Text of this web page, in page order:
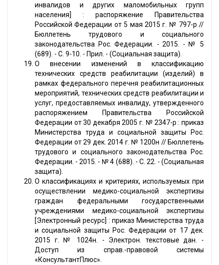
инвалидов и других маломобильных групп
населения] : распоряжение Правительства
Российской Федерации от 5 мая 2015 г. № 797-р //
Бюллетень трудового и социального
законодательства Рос. Федерации. - 2015. - № 5
(689). - С. 9-10. - Прил. - (Социальная защита).
О внесении изменений в классификацию
технических средств реабилитации (изделий) в
рамках федерального перечня реабилитационных
мероприятий, технических средств реабилитации и
услуг, предоставляемых инвалиду, утвержденного
распоряжением Правительства Российской
Федерации от 30 декабря 2005 г. № 2347-р : приказ
Министерства труда и социальной защиты Рос.
Федерации от 29 дек. 2014 г. № 1200н // Бюллетень
трудового и социального законодательства Рос.
Федерации. - 2015. - № 4 (688). - С. 22. - (Социальная
защита).
О классификациях и критериях, используемых при
осуществлении медико-социальной экспертизы
граждан федеральными государственными
учреждениями медико-социальной экспертизы
[Электронный ресурс] : приказ Министерства труда
и социальной защиты Рос. Федерации от 17 дек.
2015 г. № 1024н. - Электрон. текстовые дан. -
Доступ из справ.-правовой системы
«КонсультантПлюс».